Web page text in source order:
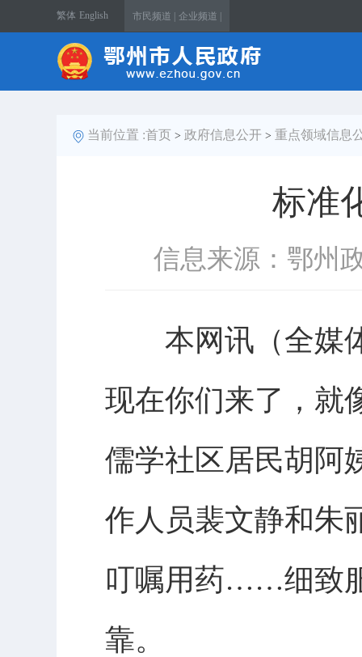
繁体 English 市民频道 | 企业频道 |
当前位置 :首页 > 政府信息公开 > 重点领域信息
标准
信息来源：鄂州
本网讯（全媒体
现在你们来了，就
儒学社区居民胡阿
作人员裴文静和朱
叮嘱用药……细致
靠。